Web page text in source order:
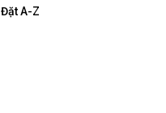
Đặt A-Z